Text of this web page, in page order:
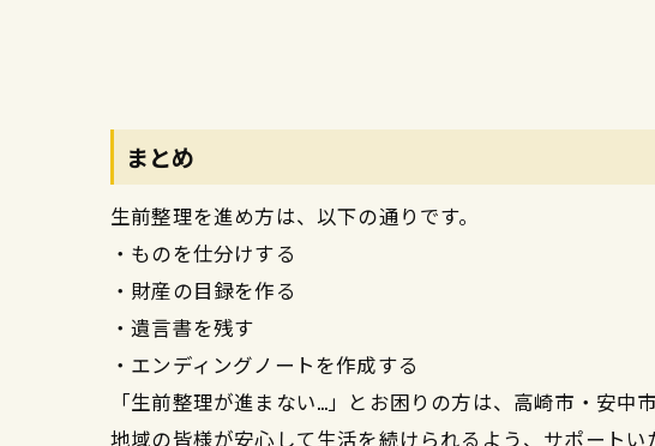
まとめ
生前整理を進め方は、以下の通りです。
・ものを仕分けする
・財産の目録を作る
・遺言書を残す
・エンディングノートを作成する
「生前整理が進まない…」とお困りの方は、高崎市・安中
地域の皆様が安心して生活を続けられるよう、サポートい